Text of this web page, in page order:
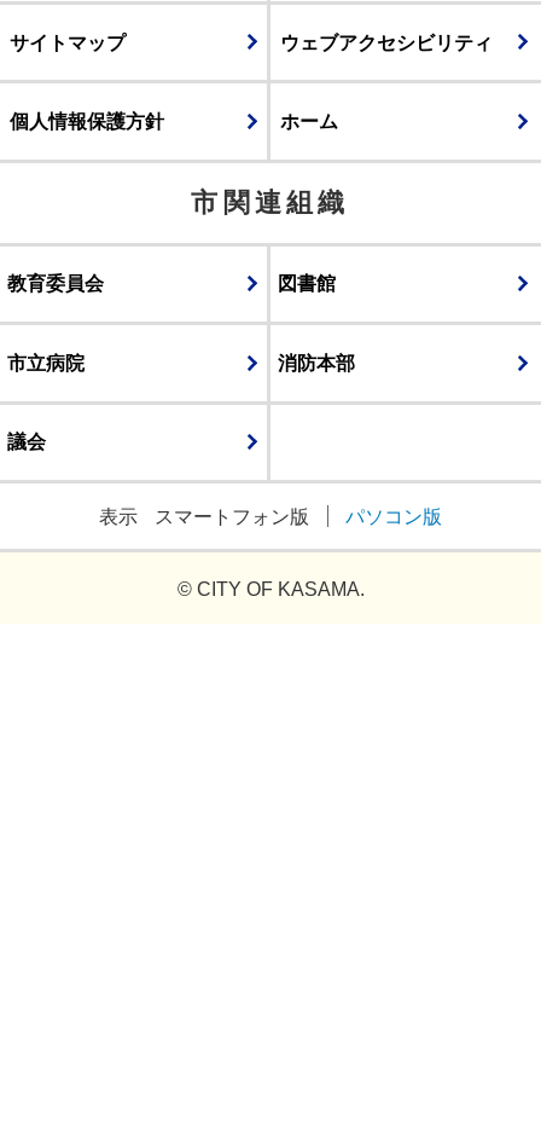
サイトマップ ウェブアクセシビリティ
個人情報保護方針 ホーム
市関連組織
教育委員会 図書館
市立病院 消防本部
議会
表示 スマートフォン版 パソコン版
© CITY OF KASAMA.